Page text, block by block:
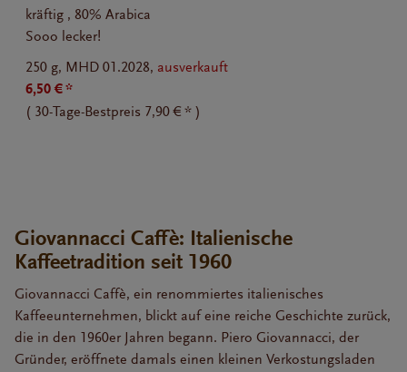
kräftig , 80% Arabica
Sooo lecker!
250 g, MHD 01.2028, ausverkauft
6,50 € *
( 30-Tage-Bestpreis 7,90 € * )
Giovannacci Caffè: Italienische
Kaffeetradition seit 1960
Giovannacci Caffè, ein renommiertes italienisches
Kaffeeunternehmen, blickt auf eine reiche Geschichte zurück,
die in den 1960er Jahren begann. Piero Giovannacci, der
Gründer, eröffnete damals einen kleinen Verkostungsladen